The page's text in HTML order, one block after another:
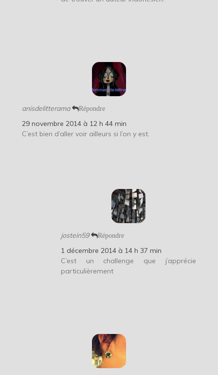
anisdelitterama Répondre
29 novembre 2014 à 12 h 44 min
C’est bien d’aller voir ailleurs si l’on y est.
jostein59 Répondre
1 décembre 2014 à 14 h 37 min
C’est un challenge que j’apprécie
particulièrement